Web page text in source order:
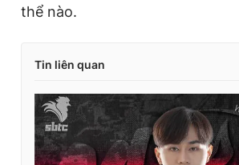
thể nào.
Tin liên quan